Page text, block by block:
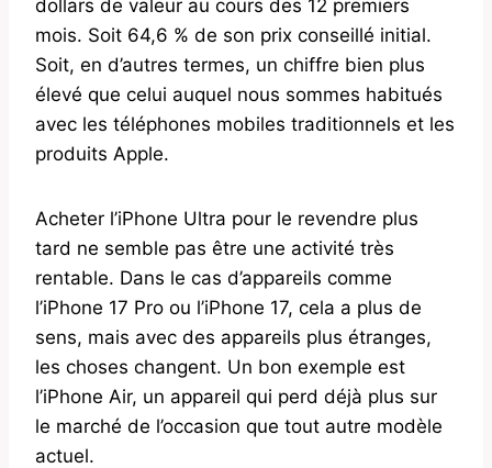
dollars de valeur au cours des 12 premiers
mois. Soit 64,6 % de son prix conseillé initial.
Soit, en d’autres termes, un chiffre bien plus
élevé que celui auquel nous sommes habitués
avec les téléphones mobiles traditionnels et les
produits Apple.
Acheter l’iPhone Ultra pour le revendre plus
tard ne semble pas être une activité très
rentable. Dans le cas d’appareils comme
l’iPhone 17 Pro ou l’iPhone 17, cela a plus de
sens, mais avec des appareils plus étranges,
les choses changent. Un bon exemple est
l’iPhone Air, un appareil qui perd déjà plus sur
le marché de l’occasion que tout autre modèle
actuel.